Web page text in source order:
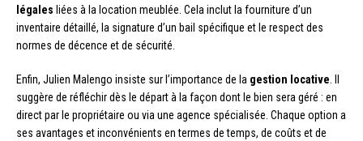
légales liées à la location meublée. Cela inclut la fourniture d’un
inventaire détaillé, la signature d’un bail spécifique et le respect des
normes de décence et de sécurité.
Enfin, Julien Malengo insiste sur l’importance de la gestion locative. Il
suggère de réfléchir dès le départ à la façon dont le bien sera géré : en
direct par le propriétaire ou via une agence spécialisée. Chaque option a
ses avantages et inconvénients en termes de temps, de coûts et de